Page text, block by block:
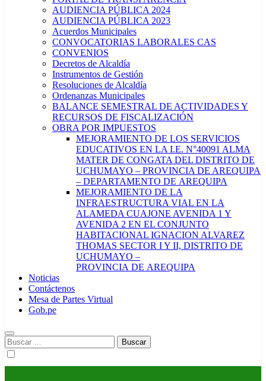
AUDIENCIA PÚBLICA 2024
AUDIENCIA PÚBLICA 2023
Acuerdos Municipales
CONVOCATORIAS LABORALES CAS
CONVENIOS
Decretos de Alcaldía
Instrumentos de Gestión
Resoluciones de Alcaldía
Ordenanzas Municipales
BALANCE SEMESTRAL DE ACTIVIDADES Y
RECURSOS DE FISCALIZACIÓN
OBRA POR IMPUESTOS
MEJORAMIENTO DE LOS SERVICIOS
EDUCATIVOS EN LA I.E. N°40091 ALMA
MATER DE CONGATA DEL DISTRITO DE
UCHUMAYO – PROVINCIA DE AREQUIPA
– DEPARTAMENTO DE AREQUIPA
MEJORAMIENTO DE LA
INFRAESTRUCTURA VIAL EN LA
ALAMEDA CUAJONE AVENIDA 1 Y
AVENIDA 2 EN EL CONJUNTO
HABITACIONAL IGNACION ALVAREZ
THOMAS SECTOR I Y II, DISTRITO DE
UCHUMAYO –
PROVINCIA DE AREQUIPA
Noticias
Contáctenos
Mesa de Partes Virtual
Gob.pe
Buscar: